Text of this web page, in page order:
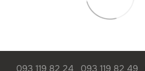
093 119 82 24 093 119 82 49